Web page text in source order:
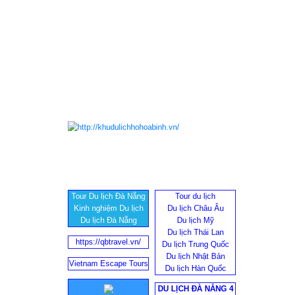
Tour Du lịch Đà Nẵng
Kinh nghiệm Du lịch
Du lịch Đà Nẵng
Tour du lịch
Du lịch Châu Âu
Du lịch Mỹ
Du lịch Thái Lan
Du lịch Trung Quốc
Du lịch Nhật Bản
Du lịch Hàn Quốc
https://qbtravel.vn/
Vietnam Escape Tours
DU LỊCH ĐÀ NẴNG 4